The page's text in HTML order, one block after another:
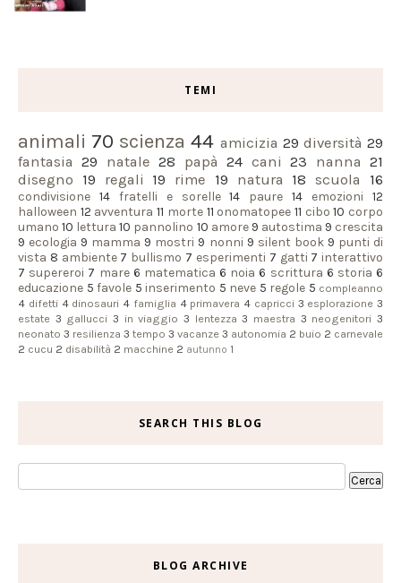
TEMI
animali 70 scienza 44 amicizia 29 diversità 29
fantasia
29 natale 28 papà 24 cani 23 nanna 21
disegno
19 regali 19 rime 19 natura 18 scuola 16
condivisione 14 fratelli e sorelle 14 paure 14 emozioni
12
halloween 12 avventura 11 morte 11 onomatopee 11 cibo 10 corpo
umano 10 lettura 10 pannolino 10 amore 9 autostima 9 crescita
9 ecologia 9 mamma 9 mostri 9 nonni 9 silent book 9 punti di
vista 8 ambiente 7 bullismo 7 esperimenti 7 gatti 7 interattivo
7 supereroi 7 mare 6 matematica 6 noia 6 scrittura 6 storia 6
educazione 5 favole 5 inserimento 5 neve 5 regole 5 compleanno
4 difetti 4 dinosauri 4 famiglia 4 primavera 4 capricci 3 esplorazione 3
estate 3 gallucci 3 in viaggio 3 lentezza 3 maestra 3 neogenitori 3
neonato 3 resilienza 3 tempo 3 vacanze 3 autonomia 2 buio 2 carnevale
2 cucu 2 disabilità 2 macchine 2 autunno 1
SEARCH THIS BLOG
BLOG ARCHIVE